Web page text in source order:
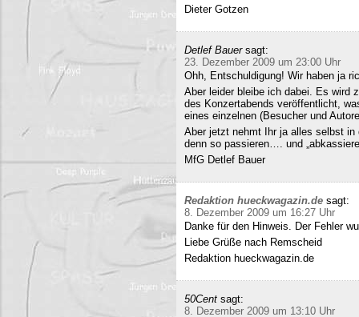
Dieter Gotzen
Detlef Bauer sagt:
23. Dezember 2009 um 23:00 Uhr
Ohh, Entschuldigung! Wir haben ja
Aber leider bleibe ich dabei. Es wird
des Konzertabends veröffentlicht,
eines einzelnen (Besucher und
Aber jetzt nehmt Ihr ja alles selbst
denn so passieren…. und
MfG Detlef Bauer
Redaktion hueckwagazin.de sagt:
8. Dezember 2009 um 16:27 Uhr
Danke für den Hinweis. Der Fehler
Liebe Grüße nach Remscheid
Redaktion hueckwagazin.de
50Cent sagt:
8. Dezember 2009 um 13:10 Uhr